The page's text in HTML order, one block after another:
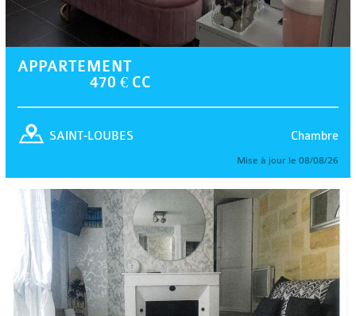
APPARTEMENT
470 € CC
Chambre
SAINT-LOUBES
Mise à jour le 08/08/26